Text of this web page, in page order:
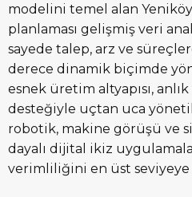
modelini temel alan
planlaması gelişmiş veri
sayede talep, arz ve
derece dinamik biçimde
esnek üretim altyapısı,
desteğiyle uçtan uca
robotik, makine görüşü ve
dayalı dijital ikiz
verimliliğini en üst seviyeye